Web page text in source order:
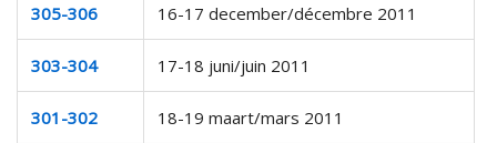
305-306 16-17 december/décembre 2011
303-304 17-18 juni/juin 2011
301-302 18-19 maart/mars 2011